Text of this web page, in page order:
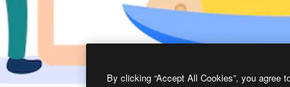
By clicking “Accept All Cookies”, you